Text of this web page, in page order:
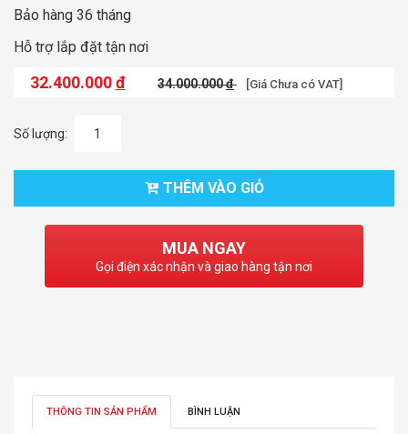
Bảo hàng 36 tháng
Hỗ trợ lắp đặt tận nơi
32.400.000đ 34.000.000đ [Giá Chưa có VAT]
Số lượng:
THÊM VÀO GIỎ
MUA NGAY
Gọi điện xác nhận và giao hàng tận nơi
THÔNG TIN SẢN PHẨM BÌNH LUẬN